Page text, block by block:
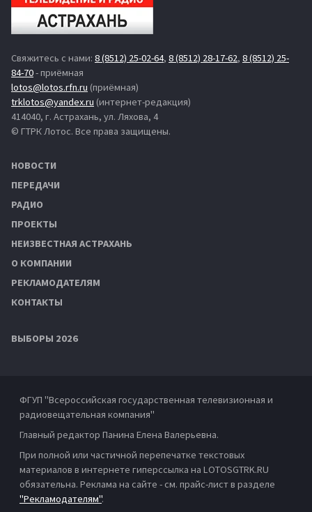
Свяжитесь с нами: 8 (8512) 25-02-64, 8 (8512) 28-17-62, 8 (8512) 25-
84-70- приёмная
lotos@lotos.rfn.ru (приёмная)
trklotos@yandex.ru (интернет-редакция)
414040, г. Астрахань, ул. Ляхова, 4
© ГТРК Лотос. Все права защищены.
НОВОСТИ
ПЕРЕДАЧИ
РАДИО
ПРОЕКТЫ
НЕИЗВЕСТНАЯ АСТРАХАНЬ
О КОМПАНИИ
РЕКЛАМОДАТЕЛЯМ
КОНТАКТЫ
ВЫБОРЫ 2026
ФГУП "Всероссийская государственная телевизионная и
радиовещательная компания"
Главный редактор Панина Елена Валерьевна.
При полной или частичной перепечатке текстовых
материалов в интернете гиперссылка на LOTOSGTRK.RU
обязательна. Реклама на сайте - см. прайс-лист в разделе
"Рекламодателям".